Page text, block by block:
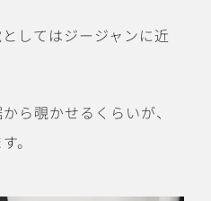
してはジージャンに近
ら覗かせるくらいが、
。